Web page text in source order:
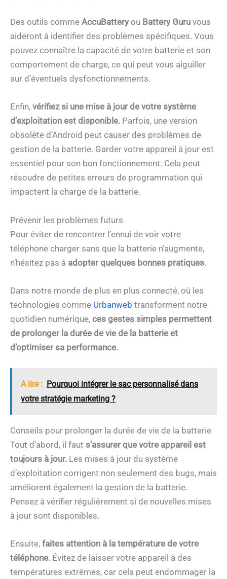
Des outils comme AccuBatteryou Battery Guru vous
aideront à identifier des problèmes spécifiques. Vous
pouvez connaître la capacité de votre batterie et son
comportement de charge, ce qui peut vous aiguiller
sur d’éventuels dysfonctionnements.
Enfin, vérifiez si une mise à jour de votre système
d’exploitation est disponible. Parfois, une version
obsolète d’Android peut causer des problèmes de
gestion de la batterie. Garder votre appareil à jour est
essentiel pour son bon fonctionnement. Cela peut
résoudre de petites erreurs de programmation qui
impactent la charge de la batterie.
Prévenir les problèmes futurs
Pour éviter de rencontrer l’ennui de voir votre
téléphone charger sans que la batterie n’augmente,
n’hésitez pas à adopter quelques bonnes pratiques.
Dans notre monde de plus en plus connecté, où les
technologies comme Urbanweb transforment notre
quotidien numérique, ces gestes simples permettent
de prolonger la durée de vie de la batterie et
d’optimiser sa performance.
A lire : Pourquoi intégrer le sac personnalisé dans
votre stratégie marketing ?
Conseils pour prolonger la durée de vie de la batterie
Tout d’abord, il faut s’assurer que votre appareil est
toujours à jour. Les mises à jour du système
d’exploitation corrigent non seulement des bugs, mais
améliorent également la gestion de la batterie.
Pensez à vérifier régulièrement si de nouvelles mises
à jour sont disponibles.
Ensuite, faites attention à la température de votre
téléphone. Évitez de laisser votre appareil à des
températures extrêmes, car cela peut endommager la